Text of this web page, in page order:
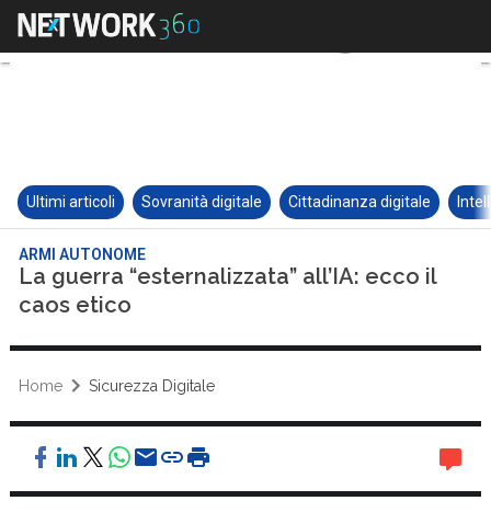
Ultimi articoli Sovranità digitale Cittadinanza digitale
ARMI AUTONOME
La guerra “esternalizzata” all’IA: ecco il
caos etico
Home Sicurezza Digitale